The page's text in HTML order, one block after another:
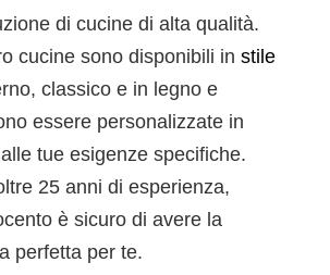
di cucine di alta qualità.
cucine sono disponibili in stile
classico e in legno e
essere personalizzate in
tue esigenze specifiche.
25 anni di esperienza,
è sicuro di avere la
perfetta per te.